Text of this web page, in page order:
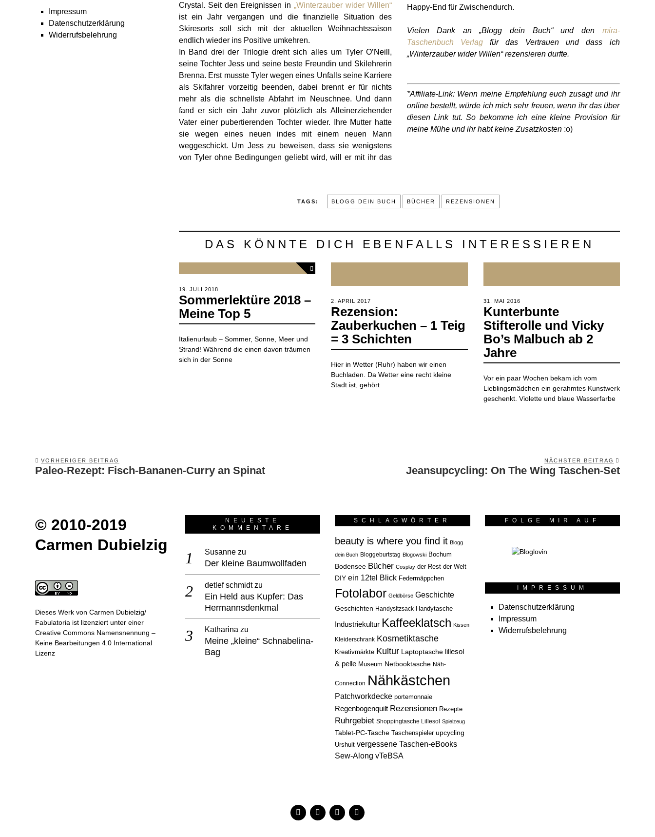
Crystal. Seit den Ereignissen in „Winterzauber wider Willen“
ist ein Jahr vergangen und die finanzielle Situation des
Skiresorts soll sich mit der aktuellen Weihnachtssaison
endlich wieder ins Positive umkehren.
In Band drei der Trilogie dreht sich alles um Tyler O’Neill,
seine Tochter Jess und seine beste Freundin und Skilehrerin
Brenna. Erst musste Tyler wegen eines Unfalls seine Karriere
als Skifahrer vorzeitig beenden, dabei brennt er für nichts
mehr als die schnellste Abfahrt im Neuschnee. Und dann
fand er sich ein Jahr zuvor plötzlich als Alleinerziehender
Vater einer pubertierenden Tochter wieder. Ihre Mutter hatte
sie wegen eines neuen indes mit einem neuen Mann
weggeschickt. Um Jess zu beweisen, dass sie wenigstens
von Tyler ohne Bedingungen geliebt wird, will er mit ihr das
Happy-End für Zwischendurch.
Vielen Dank an „Blogg dein Buch“ und den mira-
Taschenbuch Verlagfür das Vertrauen und dass ich
„Winterzauber wider Willen“ rezensieren durfte.
*Affiliate-Link: Wenn meine Empfehlung euch zusagt und ihr
online bestellt, würde ich mich sehr freuen, wenn ihr das über
diesen Link tut. So bekomme ich eine kleine Provision für
meine Mühe und ihr habt keine Zusatzkosten:o)
TAGS: BLOGG DEIN BUCH BÜCHER REZENSIONEN
DAS KÖNNTE DICH EBENFALLS INTERESSIEREN
POSTED
ON
19. JULI 2018
JANUAR
2019
Sommerlektüre 2018 –
Meine Top 5
Italienurlaub – Sommer, Sonne, Meer und
Strand! Während die einen davon träumen
sich in der Sonne
POSTED
ON
2. APRIL 2017
APRIL
2020
Rezension:
Zauberkuchen – 1 Teig
= 3 Schichten
Hier in Wetter (Ruhr) haben wir einen
Buchladen. Da Wetter eine recht kleine
Stadt ist, gehört
POSTED
ON
31. MAI 2016
APRIL
2020
Kunterbunte
Stifterolle und Vicky
Bo’s Malbuch ab 2
Jahre
Vor ein paar Wochen bekam ich vom
Lieblingsmädchen ein gerahmtes Kunstwerk
geschenkt. Violette und blaue Wasserfarbe
Impressum
Datenschutzerklärung
Widerrufsbelehrung
VORHERIGER BEITRAG
Previous
Paleo-Rezept: Fisch-Bananen-Curry an Spinat
NÄCHSTER BEITRAG
Next
Jeansupcycling: On The Wing Taschen-Set
© 2010-2019
Carmen Dubielzig
Dieses Werk von Carmen Dubielzig/
Fabulatoria ist lizenziert unter einer
Creative Commons Namensnennung –
Keine Bearbeitungen 4.0 International
Lizenz
NEUESTE
KOMMENTARE
Susannezu
Der kleine Baumwollfaden
detlef schmidtzu
Ein Held aus Kupfer: Das
Hermannsdenkmal
Katharina zu
Meine „kleine“ Schnabelina-
Bag
SCHLAGWÖRTER
beauty is where you find it Blogg
dein Buch Bloggeburtstag Blogowski Bochum
Bodensee Bücher Cosplay der Rest der Welt
DIY ein 12tel Blick Federmäppchen
Fotolabor Geldbörse Geschichte
Geschichten Handysitzsack Handytasche
Industriekultur Kaffeeklatsch Kissen
Kleiderschrank Kosmetiktasche
Kreativmärkte Kultur Laptoptasche lillesol
& pelle Museum Netbooktasche Näh-
Connection Nähkästchen
Patchworkdecke portemonnaie
Regenbogenquilt Rezensionen Rezepte
Ruhrgebiet Shoppingtasche Lillesol Spielzeug
Tablet-PC-Tasche Taschenspieler upcycling
Urshult vergessene Taschen-eBooks
Sew-Along vTeBSA
FOLGE MIR AUF
IMPRESSUM
Datenschutzerklärung
Impressum
Widerrufsbelehrung